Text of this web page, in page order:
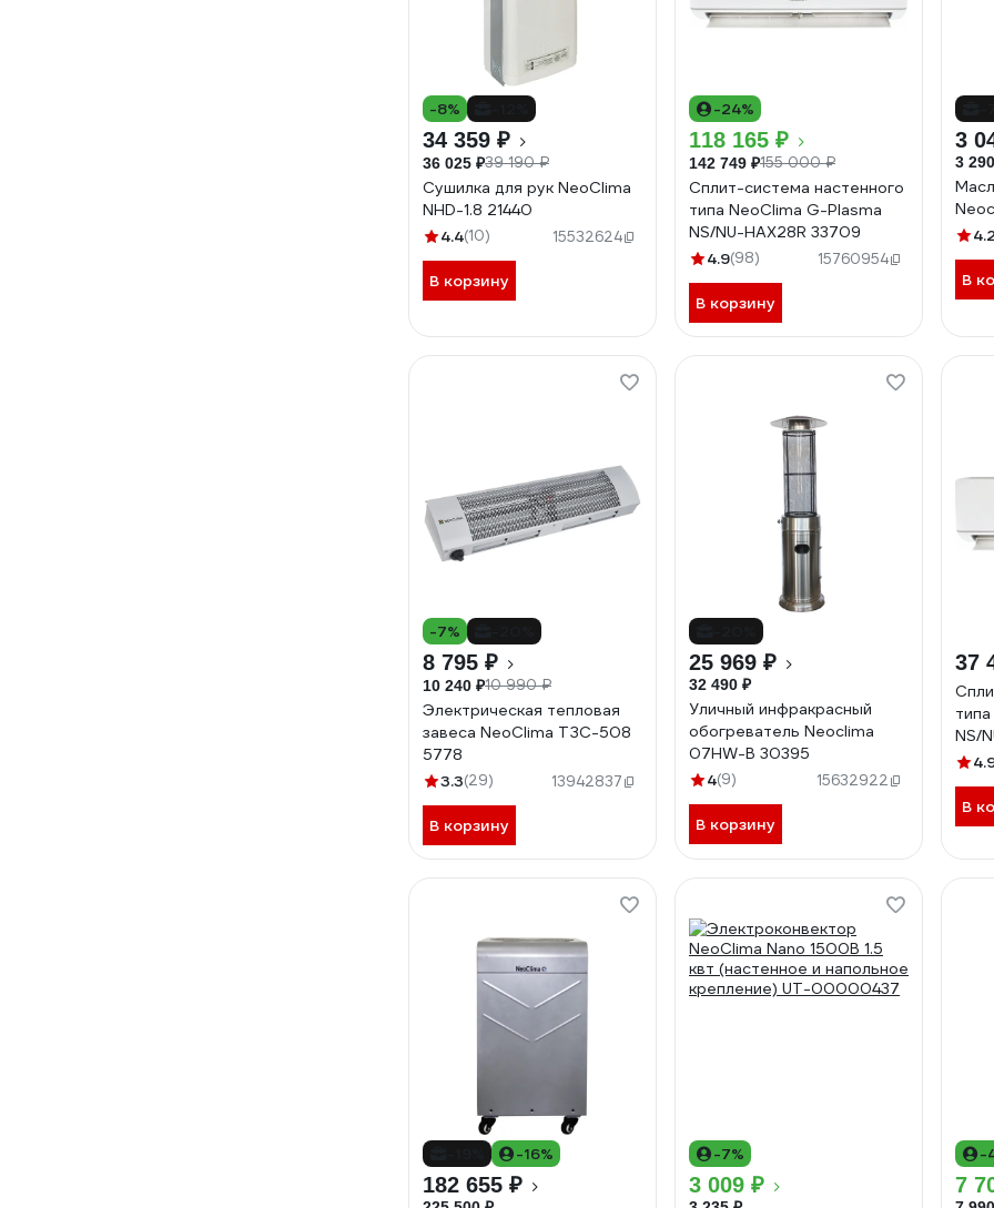
-8%
34 359 ₽
36 025 ₽39 190 ₽
Сушилка для рук NeoClima
NHD-1.8 21440
4.4(10) 15532624
В корзину
-24%
118 165 ₽
142 749 ₽155 000 ₽
Сплит-система настенного
типа NeoClima G-Plasma
NS/NU-HAX28R 33709
4.9(98) 15760954
В корзину
3
3
4.2
В
-7%
8 795 ₽
10 240 ₽10 990 ₽
Электрическая тепловая
завеса NeoClima ТЗС-508
5778
3.3(29) 13942837
В корзину
25 969 ₽
32 490 ₽
Уличный инфракрасный
обогреватель Neoclima
07HW-B 30395
4(9) 15632922
В корзину
37
NS/
В
-16%
182 655 ₽
-7%
3 009 ₽
-
7